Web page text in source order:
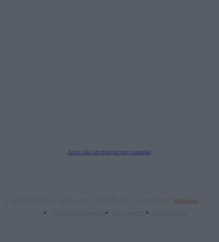
Δείτε εδώ τα στοιχεία της εταιρείας
Webalists